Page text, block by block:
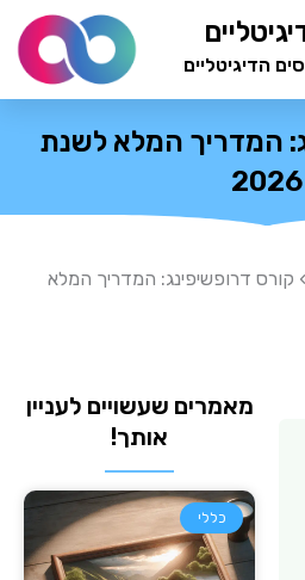
הדיגיטליים
המדריך המלא לשנת
2026
קורס דרופשיפינג: המדריך המלא
מאמרים שעשויים לעניין
אותך!
כללי